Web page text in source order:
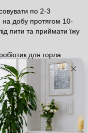
по 2-3
добу протягом 10-
пити та приймати їжу
для горла
місцевими
хвилин до
Bacillus мали змогу
захисну
захистити
більш ефективну